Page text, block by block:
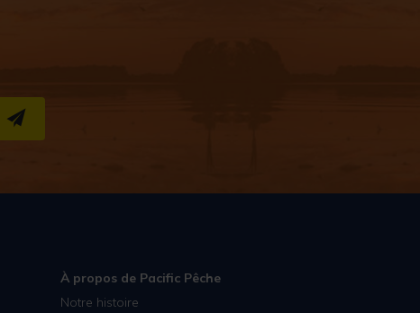
S''INSCRIRE
À propos de Pacific Pêche
Notre histoire